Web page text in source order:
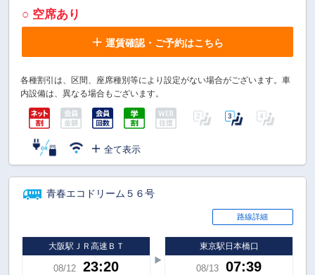
○ 空席あり
運賃確認・ご予約はこちら
各種割引は、区間、座席種別等により設定がない場合がございます。車
内設備は、異なる場合もございます。
全て表示
青春エコドリーム５６号
路線詳細
大阪駅ＪＲ高速ＢＴ
08/12 23:20
東京駅日本橋口
08/13 07:39